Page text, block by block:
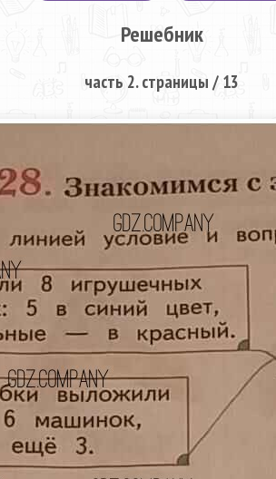
Решебник
часть 2. страницы / 13